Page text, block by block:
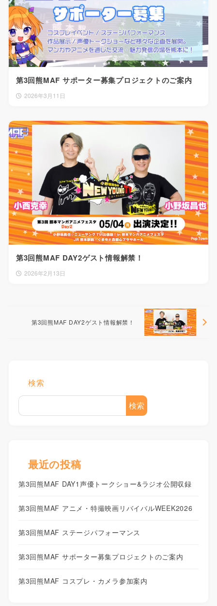
第3回熊MAF サポーター募集プロジェクトのご案内
2026年3月11日
第3回熊MAF DAY2ゲスト情報解禁！
2026年2月13日
第3回熊MAF DAY2ゲスト情報解禁！
検索
検索
最近の投稿
第3回熊MAF DAY1声優トークショー&ラジオ公開収録
第3回熊MAF アニメ・特撮映画リバイバルWEEK2026
第3回熊MAF ステージパフォーマンス
第3回熊MAF サポーター募集プロジェクトのご案内
第3回熊MAF コスプレ・カメラ参加案内